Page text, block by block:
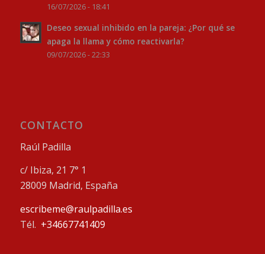
16/07/2026 - 18:41
Deseo sexual inhibido en la pareja: ¿Por qué se
apaga la llama y cómo reactivarla?
09/07/2026 - 22:33
CONTACTO
Raúl Padilla
c/ Ibiza, 21 7° 1
28009 Madrid, España
escribeme@raulpadilla.es
Tél. +34667741409